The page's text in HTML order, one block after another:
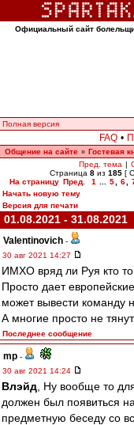
Официальный сайт
Полная версия
FAQ •
Общение на сайте » Гостевая
Пред. тема |
Страница 8 из 185 [
На страницу Пред. 1 5 6
Начать новую тему
Версия для печати
01.08.2021 - 31.08.2021
Valentinovich -
30 авг 2021 14:27
ИМХО вряд ли Руя кто
Просто дает
может вывести команду
А многие просто не тянут
Последнее сообщение
mp -
30 авг 2021 14:24
Влэйд , Ну вообще то
должен был появиться
предметную беседу со